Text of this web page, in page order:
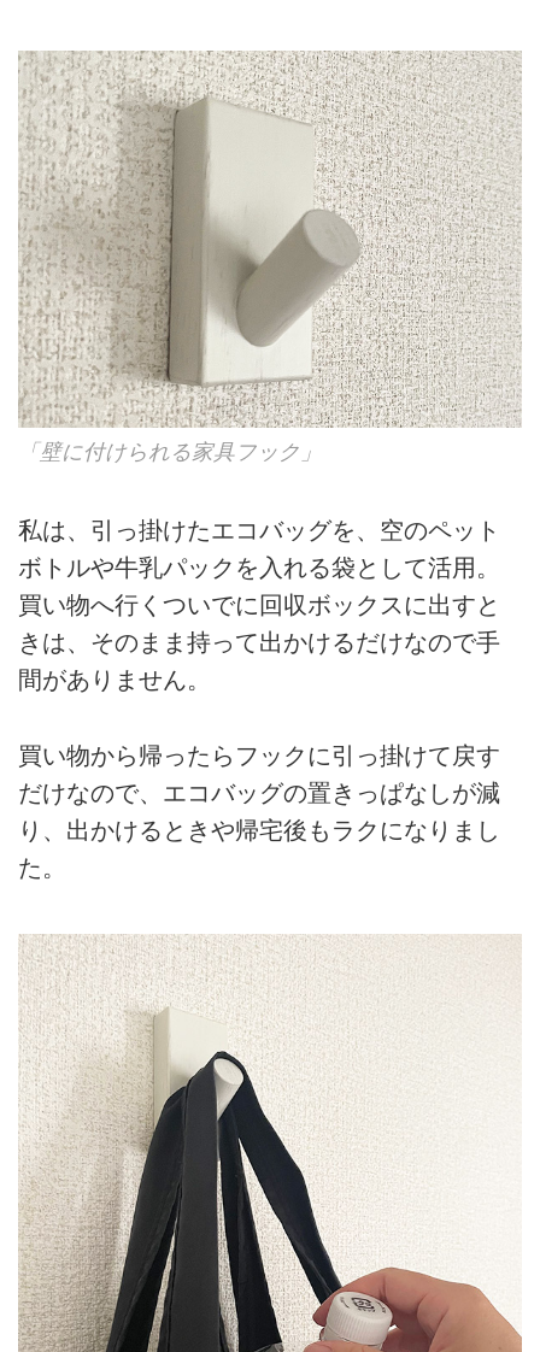
「壁に付けられる家具フック」
私は、引っ掛けたエコバッグを、空のペット
ボトルや牛乳パックを入れる袋として活用。
買い物へ行くついでに回収ボックスに出すと
きは、そのまま持って出かけるだけなので手
間がありません。
買い物から帰ったらフックに引っ掛けて戻す
だけなので、エコバッグの置きっぱなしが減
り、出かけるときや帰宅後もラクになりまし
た。